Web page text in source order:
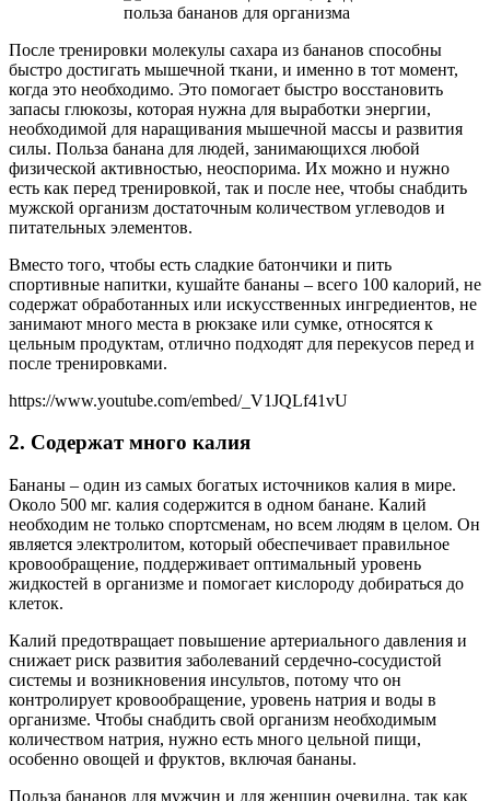
После тренировки молекулы сахара из бананов способны
быстро достигать мышечной ткани, и именно в тот момент,
когда это необходимо. Это помогает быстро восстановить
запасы глюкозы, которая нужна для выработки энергии,
необходимой для наращивания мышечной массы и развития
силы. Польза банана для людей, занимающихся любой
физической активностью, неоспорима. Их можно и нужно
есть как перед тренировкой, так и после нее, чтобы снабдить
мужской организм достаточным количеством углеводов и
питательных элементов.
Вместо того, чтобы есть сладкие батончики и пить
спортивные напитки, кушайте бананы – всего 100 калорий, не
содержат обработанных или искусственных ингредиентов, не
занимают много места в рюкзаке или сумке, относятся к
цельным продуктам, отлично подходят для перекусов перед и
после тренировками.
https://www.youtube.com/embed/_V1JQLf41vU
2. Содержат много калия
Бананы – один из самых богатых источников калия в мире.
Около 500 мг. калия содержится в одном банане. Калий
необходим не только спортсменам, но всем людям в целом. Он
является электролитом, который обеспечивает правильное
кровообращение, поддерживает оптимальный уровень
жидкостей в организме и помогает кислороду добираться до
клеток.
Калий предотвращает повышение артериального давления и
снижает риск развития заболеваний сердечно-сосудистой
системы и возникновения инсультов, потому что он
контролирует кровообращение, уровень натрия и воды в
организме. Чтобы снабдить свой организм необходимым
количеством натрия, нужно есть много цельной пищи,
особенно овощей и фруктов, включая бананы.
Польза бананов для мужчин и для женщин очевидна, так как